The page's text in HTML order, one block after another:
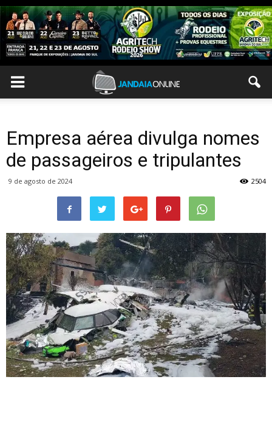
Empresa aérea divulga nomes
de passageiros e tripulantes
9 de agosto de 2024 2504